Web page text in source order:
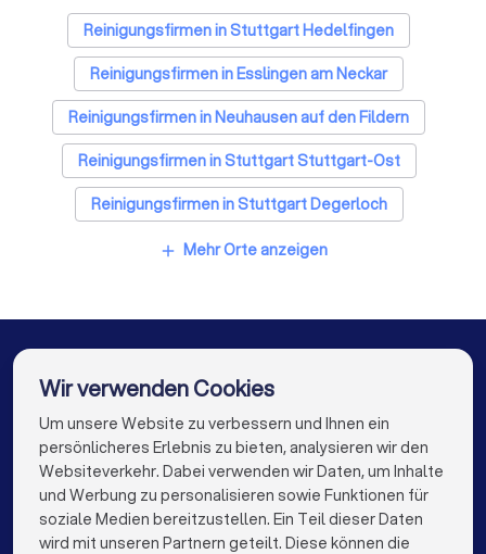
Trockenbauer in Ostfildern
Sanitärinstallateure in Ostfildern
Fliesenleger in Ostfildern
Fensterbauer in Ostfildern
Bodenleger in Ostfildern
Reinigungsfirmen in Stuttgart Hedelfingen
Reinigungsfirmen in Esslingen am Neckar
Reinigungsfirmen in Neuhausen auf den Fildern
Reinigungsfirmen in Stuttgart Stuttgart-Ost
Reinigungsfirmen in Stuttgart Degerloch
Reinigungsfirmen in Stuttgart
Reinigungsfirmen in Filderstadt
Reinigungsfirmen in Stuttgart Stuttgart-West
Reinigungsfirmen in Berlin
Reinigungsfirmen in Hamburg
add Mehr Orte anzeigen
Die besten Unternehmen für Sie
info@trustlocal.de
Wir verwenden Cookies
Um unsere Website zu verbessern und Ihnen ein
persönlicheres Erlebnis zu bieten, analysieren wir den
Websiteverkehr. Dabei verwenden wir Daten, um Inhalte
und Werbung zu personalisieren sowie Funktionen für
soziale Medien bereitzustellen. Ein Teil dieser Daten
wird mit unseren Partnern geteilt. Diese können die